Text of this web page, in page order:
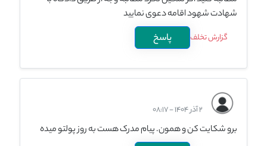
شهادت شهود اقامه دعوی نمایید
گزارش تخلف پاسخ
2 آذر 1404 - 08:17
برو شکایت کن و همون. پیام مدرک هست به روز پولتو میده